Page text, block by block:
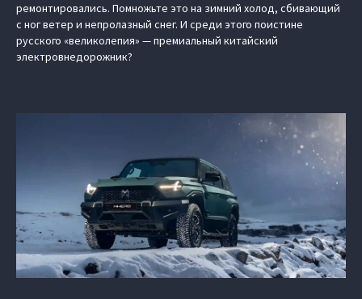
ремонтировались. Помножьте это на зимний холод, сбивающий
с ног ветер и непролазный снег. И среди этого поистине
русского «великолепия» — премиальный китайский
электровнедорожник?